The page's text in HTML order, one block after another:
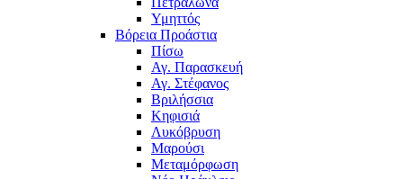
Υμηττός
Βόρεια Προάστια
Πίσω
Αγ. Παρασκευή
Αγ. Στέφανος
Βριλήσσια
Κηφισιά
Λυκόβρυση
Μαρούσι
Μεταμόρφωση